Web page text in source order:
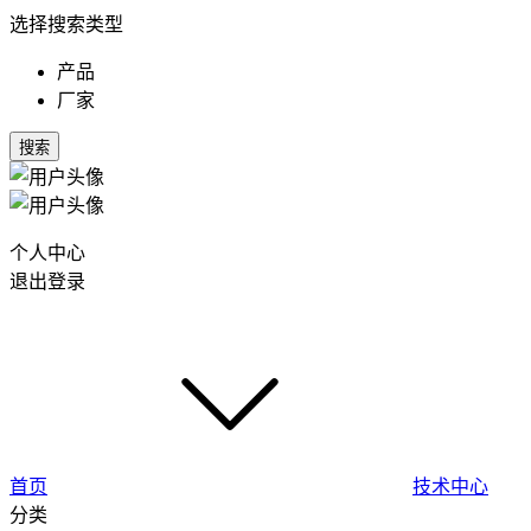
选择搜索类型
产品
厂家
搜索
个人中心
退出登录
首页
技术中心
分类